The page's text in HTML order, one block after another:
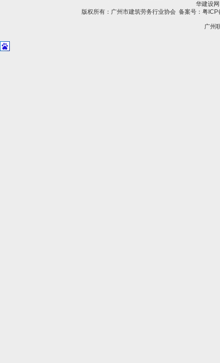
华建设网
版权所有：广州市建筑劳务行业协会备案号：粤
广州